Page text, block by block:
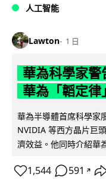
人工智能
Lawton 1 日
華為科學家
華為「韜定
華為半導體首席科學家
NVIDIA 等西方晶片巨
濟效益。他同時介紹華
1,544 591 ↗